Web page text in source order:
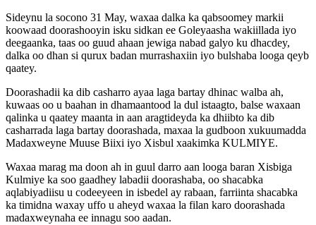
Sideynu la socono 31 May, waxaa dalka ka qabsoomey markii
koowaad doorashooyin isku sidkan ee Goleyaasha wakiillada iyo
deegaanka, taas oo guud ahaan jewiga nabad galyo ku dhacdey,
dalka oo dhan si qurux badan murrashaxiin iyo bulshaba looga qeyb
qaatey.
Doorashadii ka dib casharro ayaa laga bartay dhinac walba ah,
kuwaas oo u baahan in dhamaantood la dul istaagto, balse waxaan
qalinka u qaatey maanta in aan aragtideyda ka dhiibto ka dib
casharrada laga bartay doorashada, maxaa la gudboon xukuumadda
Madaxweyne Muuse Biixi iyo Xisbul xaakimka KULMIYE.
Waxaa marag ma doon ah in guul darro aan looga baran Xisbiga
Kulmiye ka soo gaadhey labadii doorashaba, oo shacabka
aqlabiyadiisu u codeeyeen in isbedel ay rabaan, farriinta shacabka
ka timidna waxay uffo u aheyd waxaa la filan karo doorashada
madaxweynaha ee innagu soo aadan.